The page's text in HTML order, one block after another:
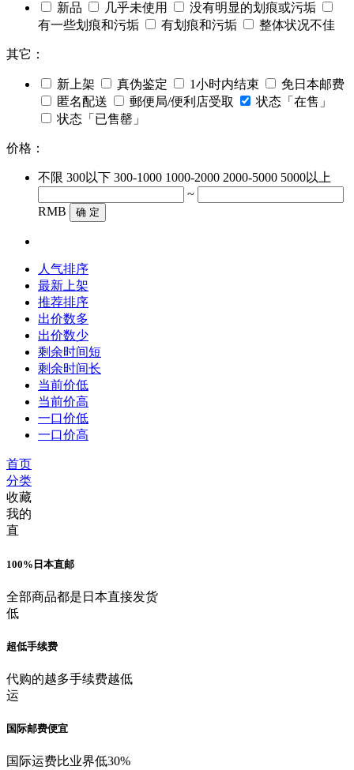
新品 几乎未使用
没有明显的划痕或污垢
有一些划痕和污垢
有划痕和污垢 整体状况不佳
其它：
新上架 真伪鉴定 1小时内结束
免日本邮费
匿名配送
郵便局/便利店受取
状态「在售」
状态「已售罄」
价格：
不限 300以下 300-1000 1000-2000 2000-5000 5000以上
~
RMB
确 定
人气排序
最新上架
推荐排序
出价数多
出价数少
剩余时间短
剩余时间长
当前价低
当前价高
一口价低
一口价高
首页
分类
收藏
我的
直
100%日本直邮
全部商品都是日本直接发货
低
超低手续费
代购的越多手续费越低
运
国际邮费便宜
国际运费比业界低30%